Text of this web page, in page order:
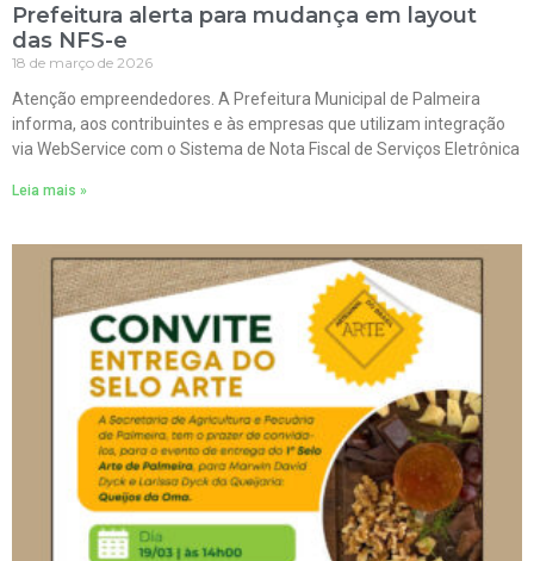
Prefeitura alerta para mudança em layout
das NFS-e
18 de março de 2026
Atenção empreendedores. A Prefeitura Municipal de Palmeira
informa, aos contribuintes e às empresas que utilizam integração
via WebService com o Sistema de Nota Fiscal de Serviços Eletrônica
Leia mais »